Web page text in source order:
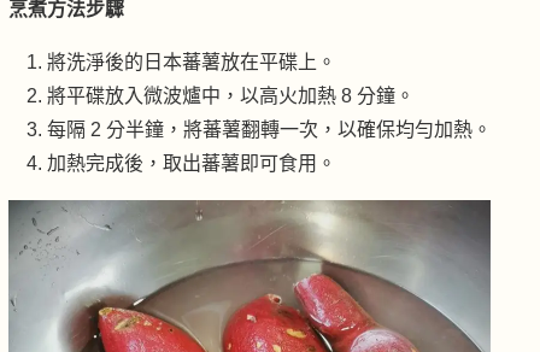
烹煮方法步驟
將洗淨後的日本蕃薯放在平碟上。
將平碟放入微波爐中，以高火加熱 8 分鐘。
每隔 2 分半鐘，將蕃薯翻轉一次，以確保均勻加熱。
加熱完成後，取出蕃薯即可食用。